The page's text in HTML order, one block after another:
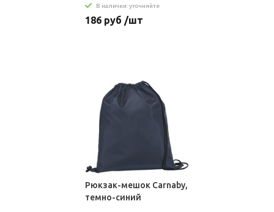
В наличии: уточняйте
186 руб /шт
Рюкзак-мешок Carnaby,
темно-синий